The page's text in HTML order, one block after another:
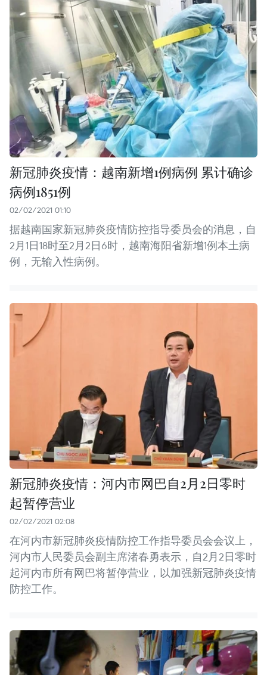
新冠肺炎疫情：越南新增1例病例 累计确诊
病例1851例
02/02/2021 01:10
据越南国家新冠肺炎疫情防控指导委员会的消息，自
2月1日18时至2月2日6时，越南海阳省新增1例本土病
例，无输入性病例。
新冠肺炎疫情：河内市网巴自2月2日零时
起暂停营业
02/02/2021 02:08
在河内市新冠肺炎疫情防控工作指导委员会会议上，
河内市人民委员会副主席渚春勇表示，自2月2日零时
起河内市所有网巴将暂停营业，以加强新冠肺炎疫情
防控工作。